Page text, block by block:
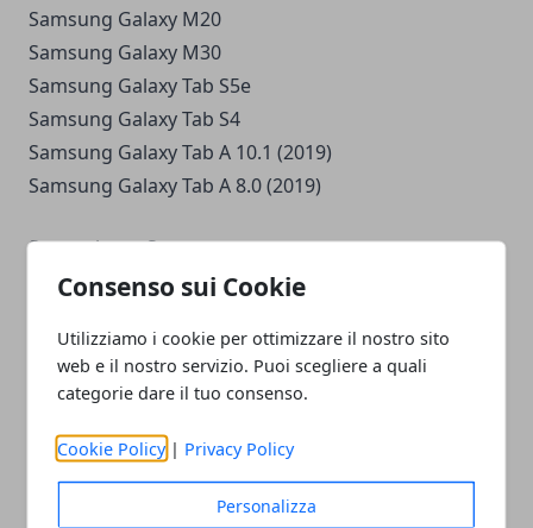
Consenso sui Cookie
Utilizziamo i cookie per ottimizzare il nostro sito
web e il nostro servizio. Puoi scegliere a quali
categorie dare il tuo consenso.
Cookie Policy | Privacy Policy
Personalizza
Samsung Galaxy M20
Samsung Galaxy M30
Samsung Galaxy Tab S5e
Samsung Galaxy Tab S4
Samsung Galaxy Tab A 10.1 (2019)
Samsung Galaxy Tab A 8.0 (2019)
Smartphone Sony
Sony Xperia 10
Sony Xperia 10 Plus
Sony Xperia XZ1
Sony Xperia XZ1 Compact
Sony Xperia XZ2
Sony Xperia XZ2 Compact